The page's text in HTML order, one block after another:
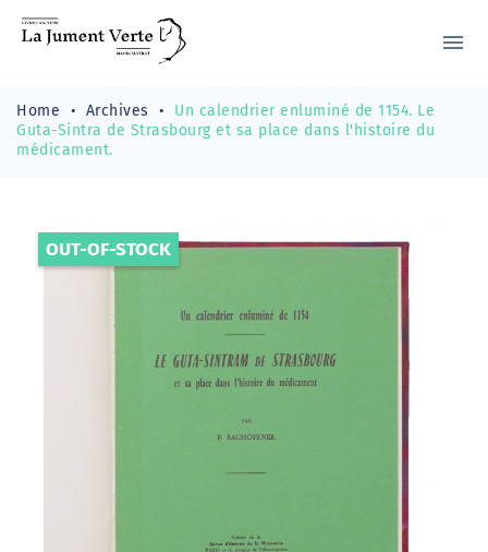
menu
Home Archives
Un calendrier enluminé de 1154. Le
Guta-Sintra de Strasbourg et sa place dans l'histoire du
médicament.
OUT-OF-STOCK